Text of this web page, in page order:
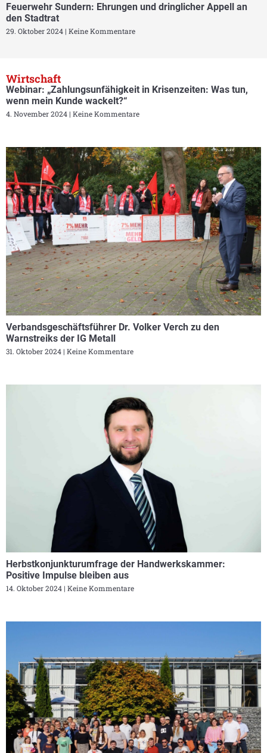
Feuerwehr Sundern: Ehrungen und dringlicher Appell an
den Stadtrat
29. Oktober 2024 Keine Kommentare
Wirtschaft
Webinar: „Zahlungsunfähigkeit in Krisenzeiten: Was tun,
wenn mein Kunde wackelt?“
4. November 2024 Keine Kommentare
Verbandsgeschäftsführer Dr. Volker Verch zu den
Warnstreiks der IG Metall
31. Oktober 2024 Keine Kommentare
Herbstkonjunkturumfrage der Handwerkskammer:
Positive Impulse bleiben aus
14. Oktober 2024 Keine Kommentare